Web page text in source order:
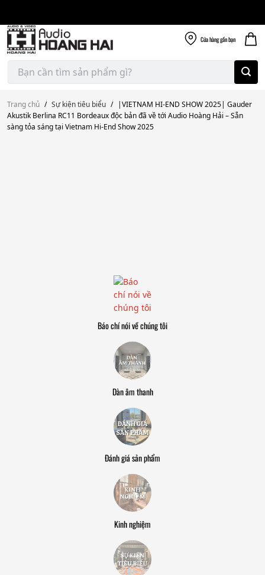
content
Cửa hànggần bạn
Tìm
kiếm:
Trang chủ / Sự kiện tiêu biểu / |VIETNAM HI-END SHOW 2025| Gauder
Akustik Berlina RC11 Bordeaux độc bản đã về tới Audio Hoàng Hải – Sẵn
sàng tỏa sáng tại Vietnam Hi-End Show 2025
Báo chí nói về chúng tôi
Dàn âm thanh
Đánh giá sản phẩm
Kinh nghiệm